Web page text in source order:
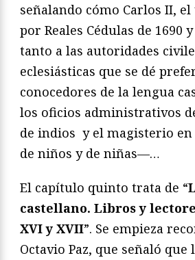
señalando cómo Carlos II,
por Reales Cédulas de 1690
tanto a las autoridades
eclesiásticas que se dé
conocedores de la lengua
los oficios administrativos
de indios y el magisterio
de niños y de niñas—…
El capítulo quinto trata de “
castellano. Libros y
XVI y XVII”. Se empieza
Octavio Paz, que señaló que